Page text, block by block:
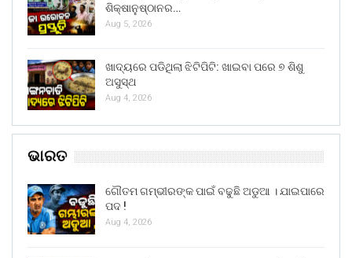
ଶିକ୍ଷାନୁଷ୍ଠାନର…
Aug 5, 2026
ଖାଦ୍ୟରେ ପଡିଥିଲା ଝିଟିପିଟି: ଖାଇବା ପରେ ୭ ଶିଶୁ
ଅସୁସ୍ଥ
Aug 4, 2026
ଭାରତ
ଗୌତମ ଗମ୍ଭୀରଙ୍କ ପାଇଁ ବଢୁଛି ଅଡୁଆ । ଯାଇପାରେ
ପଦ !
Aug 4, 2026